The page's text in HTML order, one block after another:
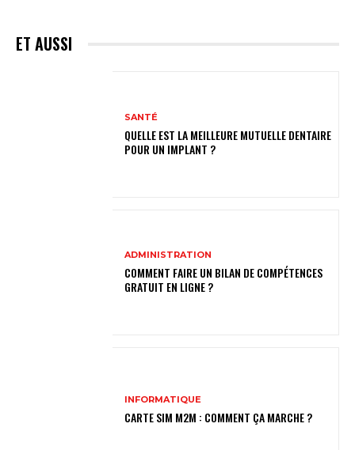
ET AUSSI
SANTÉ
QUELLE EST LA MEILLEURE MUTUELLE DENTAIRE
POUR UN IMPLANT ?
ADMINISTRATION
COMMENT FAIRE UN BILAN DE COMPÉTENCES
GRATUIT EN LIGNE ?
INFORMATIQUE
CARTE SIM M2M : COMMENT ÇA MARCHE ?